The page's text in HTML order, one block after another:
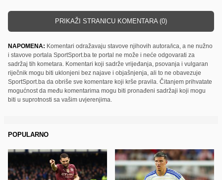
PRIKAŽI STRANICU KOMENTARA (0)
NAPOMENA: Komentari odražavaju stavove njihovih autora/ica, a ne nužno
i stavove portala SportSport.ba te portal ne može i neće odgovarati za
sadržaj tih kometara. Komentari koji sadrže vrijeđanja, psovanja i vulgaran
riječnik mogu biti uklonjeni bez najave i objašnjenja, ali to ne obavezuje
SportSport.ba da obriše sve komentare koji krše pravila. Čitanjem prihvatate
mogućnost da među komentarima mogu biti pronađeni sadržaji koji mogu
biti u suprotnosti sa vašim uvjerenjima.
POPULARNO